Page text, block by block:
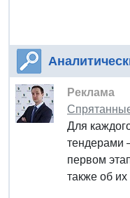
Реклама
Для
тендерами
первом
также об